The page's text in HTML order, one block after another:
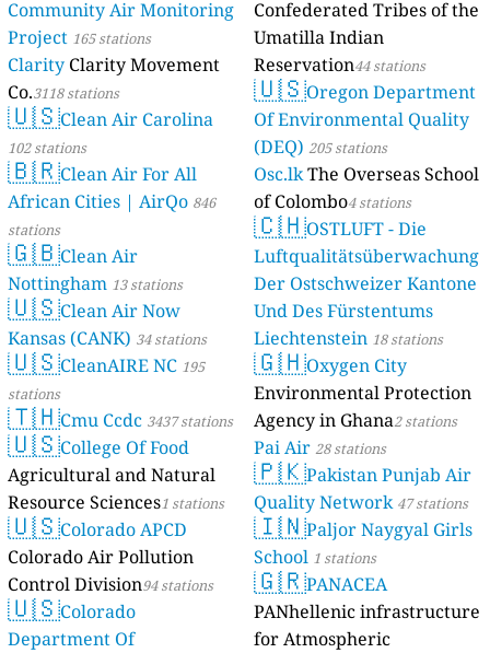
Community Air Monitoring
Project 165 stations
Clarity Clarity Movement
Co.3118 stations
🇺🇸Clean Air Carolina
102 stations
🇧🇷Clean Air For All
African Cities | AirQo 846
stations
🇬🇧Clean Air
Nottingham 13 stations
🇺🇸Clean Air Now
Kansas (CANK) 34 stations
🇺🇸CleanAIRE NC 195
stations
🇹🇭Cmu Ccdc 3437 stations
🇺🇸College Of Food
Agricultural and Natural
Resource Sciences1 stations
🇺🇸Colorado APCD
Colorado Air Pollution
Control Division94 stations
🇺🇸Colorado
Department Of
Confederated Tribes of the
Umatilla Indian
Reservation44 stations
🇺🇸Oregon Department
Of Environmental Quality
(DEQ) 205 stations
Osc.lkThe Overseas School
of Colombo4 stations
🇨🇭OSTLUFT - Die
Luftqualitätsüberwachung
Der Ostschweizer Kantone
Und Des Fürstentums
Liechtenstein 18 stations
🇬🇭Oxygen City
Environmental Protection
Agency in Ghana2 stations
Pai Air 28 stations
🇵🇰Pakistan Punjab Air
Quality Network 47 stations
🇮🇳Paljor Naygyal Girls
School 1 stations
🇬🇷PANACEA
PANhellenic infrastructure
for Atmospheric